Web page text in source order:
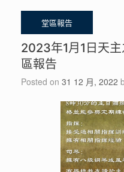
2023年1月1日天
區報告
Posted on 31 12 月, 2022